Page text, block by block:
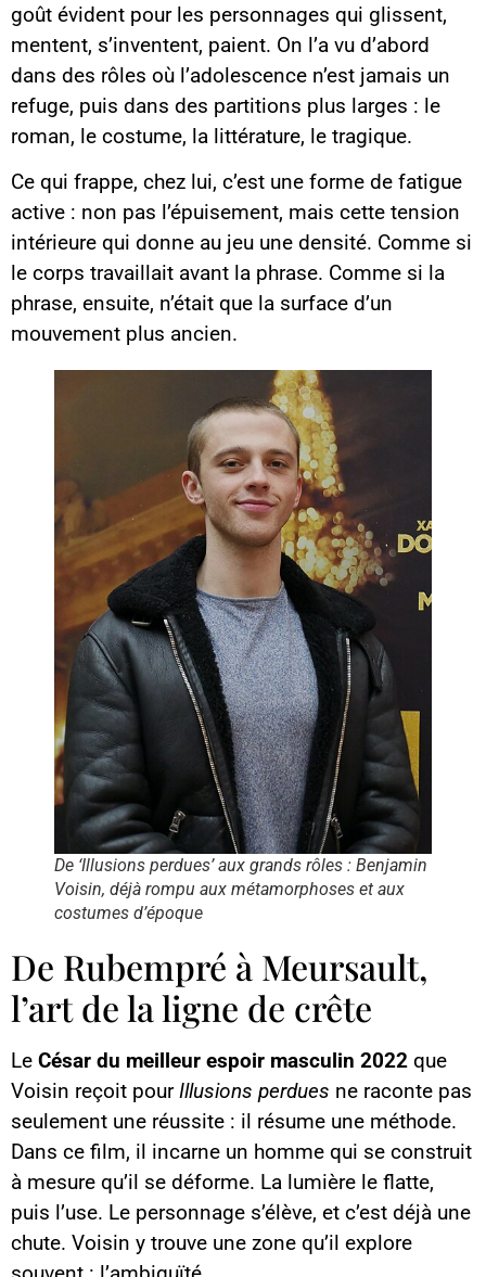
goût évident pour les personnages qui glissent,
mentent, s’inventent, paient. On l’a vu d’abord
dans des rôles où l’adolescence n’est jamais un
refuge, puis dans des partitions plus larges : le
roman, le costume, la littérature, le tragique.
Ce qui frappe, chez lui, c’est une forme de fatigue
active : non pas l’épuisement, mais cette tension
intérieure qui donne au jeu une densité. Comme si
le corps travaillait avant la phrase. Comme si la
phrase, ensuite, n’était que la surface d’un
mouvement plus ancien.
De ‘Illusions perdues’ aux grands rôles : Benjamin
Voisin, déjà rompu aux métamorphoses et aux
costumes d’époque
De Rubempré à Meursault,
l’art de la ligne de crête
Le César du meilleur espoir masculin 2022 que
Voisin reçoit pourIllusions perdues ne raconte pas
seulement une réussite : il résume une méthode.
Dans ce film, il incarne un homme qui se construit
à mesure qu’il se déforme. La lumière le flatte,
puis l’use. Le personnage s’élève, et c’est déjà une
chute. Voisin y trouve une zone qu’il explore